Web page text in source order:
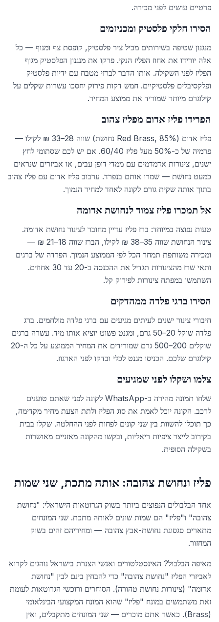
פרטיים עושים לפני מכירה.
הסירו חלקי פלסטיק ומכניזמים
מנגנון שטיפה בשירותים מכיל ציר פלסטיק, קופסת צף ומנוף — כל
אלה יורידו את אחוז הפליז הנקי. פרקו את מנגנון הפלסטיק מגוף
הפליז לפני השקילה. אותו הדבר לברזי מטבח עם ידיות פלסטיק
ופלקסיבלים פלסטיקיים. חמש דקות פירוק יחסכו עשרות שקלים על
קילוגרם מיותר שמוריד את ממוצע המחיר.
הפרידו פליז אדום מפליז צהוב
פליז אדום (Red Brass, 85% נחושת) שווה 28–33 ₪ לקילו —
פרמיה של כ-50% מעל פליז 60/40. אם יש לכם שסתומי לחץ
ישנים, צינורות אדמדמים עם ממדי דופן עבים, או אביזרים שנראים
כמעט נחושת — שמרו אותם בנפרד. ערבוב פליז אדום עם פליז צהוב
בתוך אותה שקית גורם לקונה לאחד למחיר הנמוך.
אל תמכרו פליז צמוד לנחושת אדומה
טעות נפוצה במיוחד: ברז פליז עדיין מחובר לצינור נחושת אדומה.
צינור הנחושת שווה 35–38 ₪ לקילו, הברז שווה 18–21 ₪ —
ומכירה משותפת תמחר הכל לפי הממוצע הנמוך. הפרדה של ברגים
ותאי שרז מהצינורות תגדיל את ההכנסה ב-20 עד 30 אחוזים.
השתמשו במפתח צינורות לפירוק קל.
הסירו ברגי פלדה ממהדקים
חיבורי צינור ישנים לעיתים מגיעים עם ברגי פלדה מולחמים. ברג
פלדה שוקל 20–50 גרם, ומגנט פשוט יוציא אותו מיד. עשרה ברגים
שוקלים 200–500 גרם שמורידים את המחיר הממוצע על כל ה-20
קילוגרם שלכם. הכניסו מגנט לכלי ובדקו לפני הארגוז.
צלמו ושקלו לפני שמגיעים
שלחו תמונה מהירה ב-WhatsApp לקונה לפני שאתם טוענים
לרכב. הקונה יוכל לאמת את סוג הפליז ולתת הצעת מחיר מקדימה,
כך תוכלו להשוות בין שני קונים לפחות לפני ההחלטה. שקלו בבית
בקירוב לייצר ציפיות ריאליות, ובקשו מהקונה מאזניים מאושרות
בשקילה הסופית.
פליז ונחושת צהובה: אותה מתכת, שני שמות
אחד הבלבולים הנפוצים ביותר בשוק הגרוטאות הישראלי: "נחושת
צהובה" ו"פליז" הם שמות שונים לאותה מתכת. שני המונחים
מתארים סגסוגת נחושת-אבץ צהובה — ומחיריהם זהים בשוק
המחזור.
מאיפה הבלבול? האינסטלטורים ואנשי הצנרת בישראל נוהגים לקרוא
לאביזרי הפליז "נחושת צהובה" כדי להבחין בינם לבין "נחושת
אדומה" (צינורות נחושת טהורה). הסוחרים ורוכשי הגרוטאות לעומת
זאת משתמשים במונח "פליז" שהוא המונח המקצועי הבינלאומי
(Brass). כאשר אתם מוכרים — שני המונחים מתקבלים, ואין